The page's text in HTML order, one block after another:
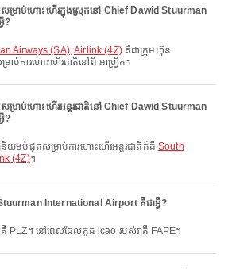
រាប់ហោះហើរក្នុងស្រុកនៅ Chief Dawid Stuurman
?
Airways (SA),Airlink (4Z)គឺជាក្រុមហ៊ុន
ការហោះហើរជាតិនៅពី អាហ្វ្រិក។
រាប់ហោះហើរអន្តរជាតិនៅ Chief Dawid Stuurman
?
យមបំផុតសម្រាប់ការហោះហើរអន្តរជាតិក៍គឺSouth
(4Z)។
International Airport គឺជាអ្វី?
ះគឺ PLZ។ នៅពេលដែលកូដ icao របស់វាគឺ FAPE។